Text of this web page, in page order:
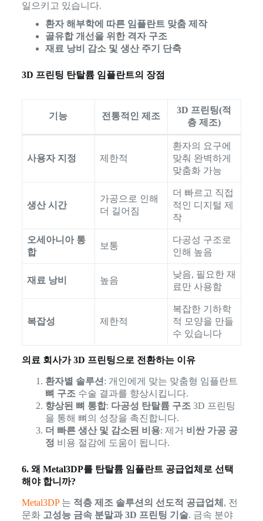
일으키고 있습니다.
환자 해부학에 따른 임플란트 맞춤 제작
골유합 개선을 위한 격자 구조
재료 낭비 감소 및 생산 주기 단축
3D 프린팅 탄탈륨 임플란트의 장점
기능 전통적인 제조
3D 프린팅(적
층 제조)
사용자 지정 제한적
환자의 요구에
맞춰 완벽하게
맞춤화 가능
생산 시간
가공으로 인해
더 길어짐
더 빠르고 직접
적인 디지털 제
작
오세아니아 통
합
보통
다공성 구조로
인해 높음
재료 낭비 높음
낮음, 필요한 재
료만 사용함
복잡성 제한적
복잡한 기하학
적 모양을 만들
수 있습니다
의료 회사가 3D 프린팅으로 전환하는 이유
환자별 솔루션 : 개인에게 맞는 맞춤형 임플란트
뼈 구조 수술 결과를 향상시킵니다.
향상된 뼈 통합: 다공성 탄탈륨 구조 3D 프린팅
을 통해 뼈의 성장을 촉진합니다.
더 빠른 생산 및 감소된 비용: 제거 비싼 가공 공
정 비용 절감에 도움이 됩니다.
6. 왜 Metal3DP를 탄탈륨 임플란트 공급업체로 선택
해야 합니까?
Metal3DP는 적층 제조 솔루션의 선도적 공급업체 , 전
문화 고성능 금속 분말과 3D 프린팅 기술. 금속 분야